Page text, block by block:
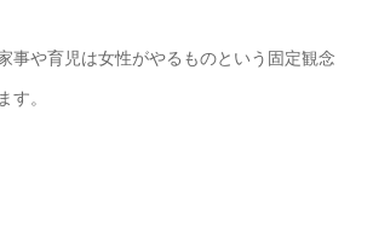
事や育児は女性がやるものという固定観念
す。